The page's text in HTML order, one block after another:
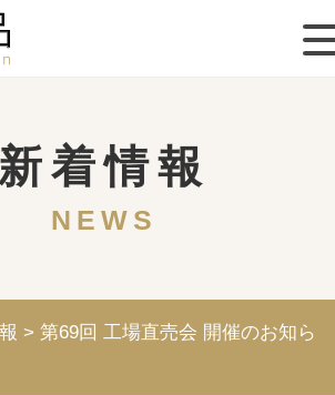
新着情報
NEWS
> 第69回 工場直売会 開催のお知ら